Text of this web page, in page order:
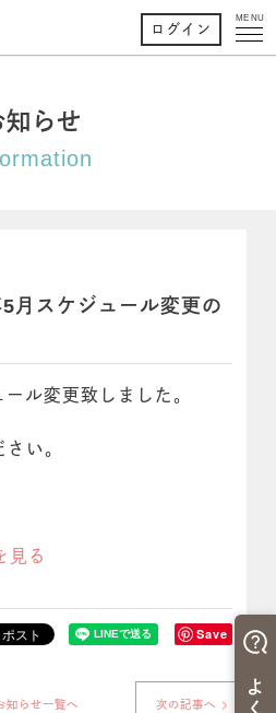
MENU
ログイン
知らせ
5月スケジュール変更の
ル変更致しました。
い。
見る
Save
知らせ一覧へ 次の記事へ